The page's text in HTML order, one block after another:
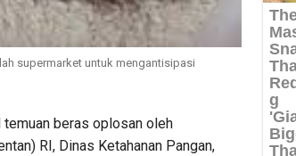
supermarket untuk mengantisipasi
beras oplosan oleh
RI, Dinas Ketahanan Pangan,